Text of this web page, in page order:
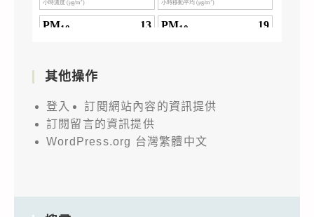
其他操作
登入
訂閱網站內容的資訊提供
訂閱留言的資訊提供
WordPress.org 台灣繁體中文